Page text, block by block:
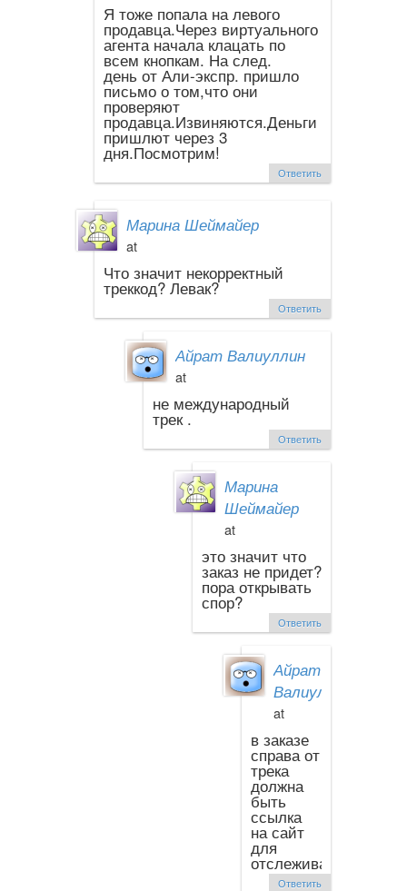
Я тоже попала на левого
продавца.Через виртуального
агента начала клацать по
всем кнопкам. На след.
день от Али-экспр. пришло
письмо о том,что они
проверяют
продавца.Извиняются.Деньги
пришлют через 3
дня.Посмотрим!
Ответить
Марина Шеймайер
at
Что значит некорректный
треккод? Левак?
Ответить
Айрат Валиуллин
at
не международный
трек .
Ответить
Марина
Шеймайер
at
это значит что
заказ не придет?
пора открывать
спор?
Ответить
Айрат
Валиуллин
at
в заказе
справа от
трека
должна
быть
ссылка
на сайт
для
отслеживания
Ответить